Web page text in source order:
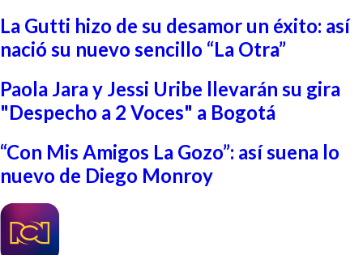
La Gutti hizo de su desamor un éxito: así
nació su nuevo sencillo “La Otra”
Paola Jara y Jessi Uribe llevarán su gira
"Despecho a 2 Voces" a Bogotá
“Con Mis Amigos La Gozo”: así suena lo
nuevo de Diego Monroy